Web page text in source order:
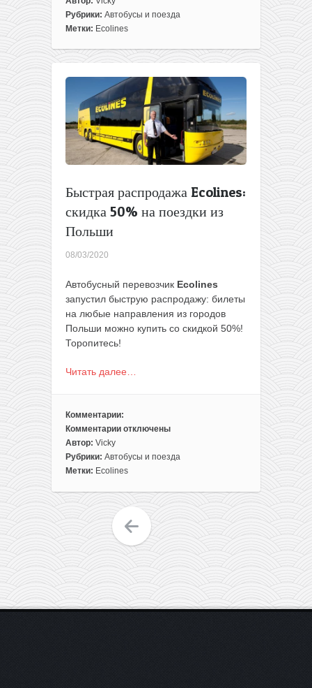
записи
Распродажа
поездки
Германию
со
скидкой
Рубрики: Автобусы и поезда
Метки: Ecolines
Быстрая распродажа Ecolines:
скидка 50% на поездки из
Польши
08/03/2020
Автобусный перевозчик Ecolines
запустил быструю распродажу: билеты
на любые направления из городов
Польши можно купить со скидкой 50%!
Торопитесь!
Читать далее…
Комментарии:
Комментарии
к
записи
Быстрая
Ecolines:
скидка
поездки
из
Польши
отключены
Автор: Vicky
Рубрики: Автобусы и поезда
Метки: Ecolines